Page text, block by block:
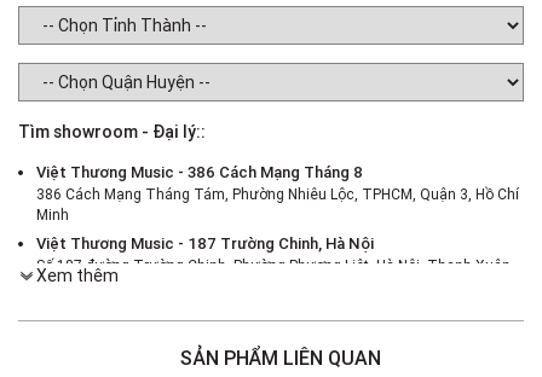
Tìm showroom - Đại lý::
Việt Thương Music - 386 Cách Mạng Tháng 8
386 Cách Mạng Tháng Tám, Phường Nhiêu Lộc, TPHCM, Quận 3, Hồ Chí
Minh
Việt Thương Music - 187 Trường Chinh, Hà Nội
Số 187 đường Trường Chinh, Phường Phương Liệt, Hà Nội, Thanh Xuân ,
Hà Nội
Việt Thương Music - Crescent Mall
Xem thêm
SẢN PHẨM LIÊN QUAN